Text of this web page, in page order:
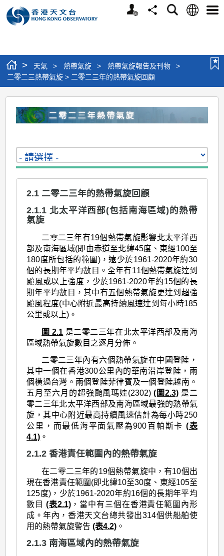
個
分
搜
語
選
> 天氣 > 熱帶氣旋 > 熱帶氣旋報告及刊物
>
二零二三熱帶氣旋 > 二零二三年的熱帶氣旋回顧
二
零
三
熱
帶
2.1 二零二三年的熱帶氣旋回顧
2.1.1 北太平洋西部(包括南海區域)的熱帶
氣旋
二零二三年有19個熱帶氣旋影響北太平洋西
部及南海區域(即由赤道至北緯45度、東經100至
180度所包括的範圍)，遠少於1961-2020年約30
個的長期年平均數目。全年有11個熱帶氣旋達到
颱風或以上強度，少於1961-2020年約15個的長
期年平均數目，其中有五個熱帶氣旋更達到超強
颱風程度(中心附近最高持續風速達到每小時185
公里或以上)。
圖 2.1 是二零二三年在北太平洋西部及南海
區域熱帶氣旋數目之逐月分佈。
二零二三年內有六個熱帶氣旋在中國登陸，
其中一個在香港300公里內的華南沿岸登陸，兩
個横過台灣。兩個登陸菲律賓及一個登陸越南。
五月至六月的超強颱風瑪娃(2302)(圖2.3)是二
零二三年北太平洋西部及南海區域最強的熱帶氣
旋，其中心附近最高持續風速估計為每小時250
公里，而最低海平面氣壓為900百帕斯卡(表
4.1) 。
2.1.2 香港責任範圍內的熱帶氣旋
在二零二三年的19個熱帶氣旋中，有10個出
現在香港責任範圍(即北緯10至30度、東經105至
125度)，少於1961-2020年約16個的長期年平均
數目 (表2.1)，當中有三個在香港責任範圍內形
成。年內，香港天文台總共發出314個供船舶使
用的熱帶氣旋警告(表4.2) 。
2.1.3 南海區域內的熱帶氣旋